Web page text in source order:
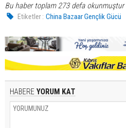
Bu haber toplam 273 defa okunmuştur
Etiketler : China Bazaar Gençlik Gücü
HABERE YORUM KAT